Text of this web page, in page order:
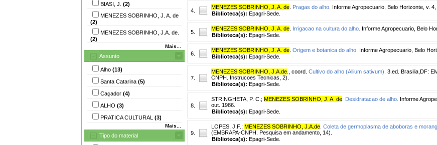
BIASI, J. (2)
MENEZES SOBRINHO, J. A. de
(2)
MENEZES SOBRINHO, J.A. de.
(2)
Mais...
Assunto
Alho (13)
Santa Catarina (5)
Caçador (4)
ALHO (3)
PRATICA CULTURAL (3)
Mais...
Tipo do material
4.
MENEZES SOBRINHO, J. A. de Pragas do alho. Informe Agropecuario, Belo Horizonte, v.
Biblioteca(s): Epagri-Sede.
5.
MENEZES SOBRINHO, J. A. de Irrigacao na cultura do alho. Informe Agropecuario, Belo
Biblioteca(s): Epagri-Sede.
6.
MENEZES SOBRINHO, J. A. de Origem e botanica do alho. Informe Agropecuario, Belo
Biblioteca(s): Epagri-Sede.
7.
MENEZES SOBRINHO, J.A.de ., coord. Cultivo do alho (Allium sativum). 3.ed. Brasilia,DF:
CNPH. Instrucoes Tecnicas, 2).
Biblioteca(s): Epagri-Sede.
8.
STRINGHETA, P. C. ; MENEZES SOBRINHO, J. A. de Desidratacao de alho. Informe
out. 1986.
Biblioteca(s): Epagri-Sede.
9.
LOPES, J.F. ; MENEZES SOBRINHO, J.A.de Coleta de germoplasma de aboboras e
(EMBRAPA-CNPH. Pesquisa em andamento, 14).
Biblioteca(s): Epagri-Sede.